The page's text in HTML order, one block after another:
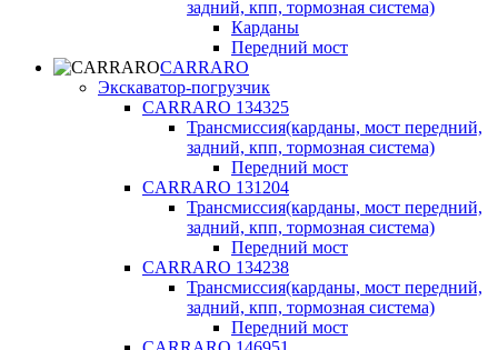
задний, кпп, тормозная система)
Карданы
Передний мост
CARRARO
Экскаватор-погрузчик
CARRARO 134325
Трансмиссия(карданы, мост передний,
задний, кпп, тормозная система)
Передний мост
CARRARO 131204
Трансмиссия(карданы, мост передний,
задний, кпп, тормозная система)
Передний мост
CARRARO 134238
Трансмиссия(карданы, мост передний,
задний, кпп, тормозная система)
Передний мост